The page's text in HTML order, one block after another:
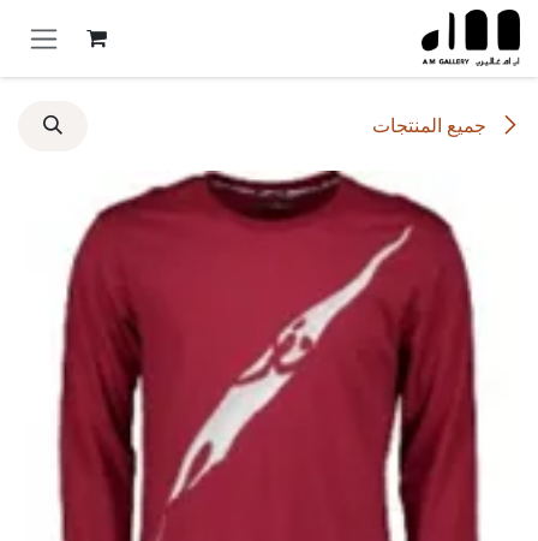
تخطي للذهاب إلى المحتوى
جميع المنتجات